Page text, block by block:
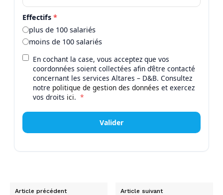
Effectifs *
plus de 100 salariés
moins de 100 salariés
En cochant la case, vous acceptez que vos
coordonnées soient collectées afin d’être contacté
concernant les services Altares – D&B. Consultez
notre politique de gestion des données et exercez
vos droits ici. *
Valider
Article précédent Article suivant